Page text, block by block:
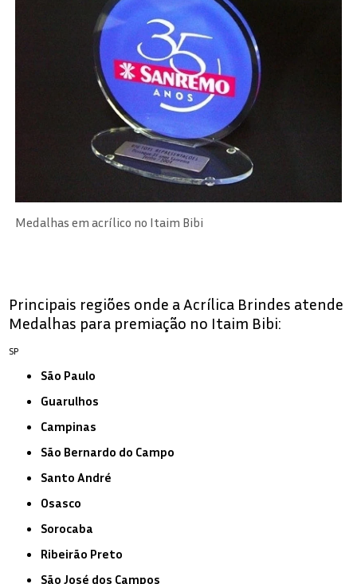
Medalhas em acrílico no Itaim Bibi
Principais regiões onde a Acrílica Brindes atende
Medalhas para premiação no Itaim Bibi:
SP
São Paulo
Guarulhos
Campinas
São Bernardo do Campo
Santo André
Osasco
Sorocaba
Ribeirão Preto
São José dos Campos